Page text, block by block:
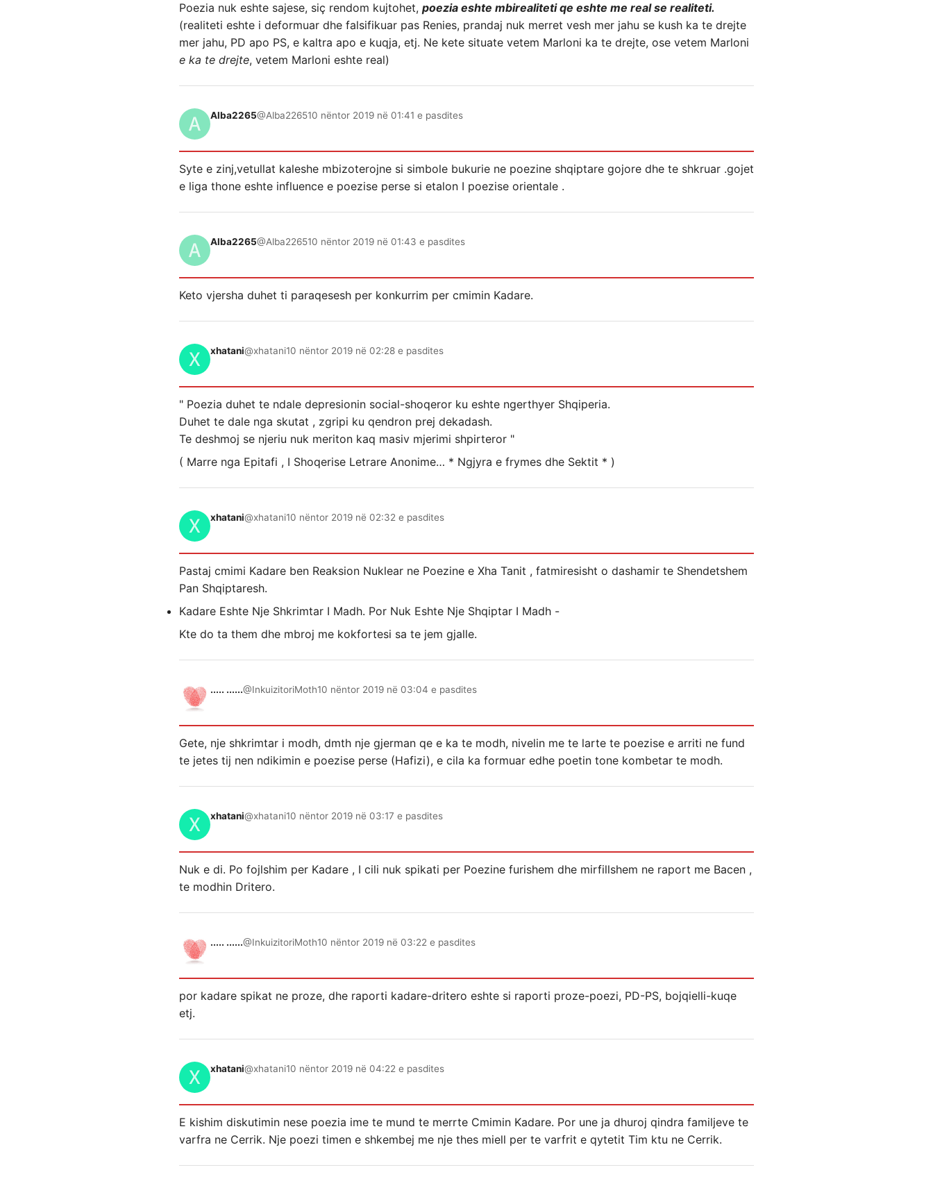
Poezia nuk eshte sajese, siç rendom kujtohet, poezia eshte mbirealiteti qe eshte me real se realiteti.
(realiteti eshte i deformuar dhe falsifikuar pas Renies, prandaj nuk merret vesh mer jahu se kush ka te drejte
mer jahu, PD apo PS, e kaltra apo e kuqja, etj. Ne kete situate vetem Marloni ka te drejte, ose vetem Marloni
e ka te drejte, vetem Marloni eshte real)
Alba2265@Alba226510 nëntor 2019 në 01:41 e pasdites
Syte e zinj,vetullat kaleshe mbizoterojne si simbole bukurie ne poezine shqiptare gojore dhe te shkruar .gojet
e liga thone eshte influence e poezise perse si etalon I poezise orientale .
Alba2265@Alba226510 nëntor 2019 në 01:43 e pasdites
Keto vjersha duhet ti paraqesesh per konkurrim per cmimin Kadare.
xhatani@xhatani10 nëntor 2019 në 02:28 e pasdites
" Poezia duhet te ndale depresionin social-shoqeror ku eshte ngerthyer Shqiperia.
Duhet te dale nga skutat , zgripi ku qendron prej dekadash.
Te deshmoj se njeriu nuk meriton kaq masiv mjerimi shpirteror "
( Marre nga Epitafi , I Shoqerise Letrare Anonime… * Ngjyra e frymes dhe Sektit * )
xhatani@xhatani10 nëntor 2019 në 02:32 e pasdites
Pastaj cmimi Kadare ben Reaksion Nuklear ne Poezine e Xha Tanit , fatmiresisht o dashamir te Shendetshem
Pan Shqiptaresh.
Kadare Eshte Nje Shkrimtar I Madh. Por Nuk Eshte Nje Shqiptar I Madh -
Kte do ta them dhe mbroj me kokfortesi sa te jem gjalle.
..... ......@InkuizitoriMoth10 nëntor 2019 në 03:04 e pasdites
Gete, nje shkrimtar i modh, dmth nje gjerman qe e ka te modh, nivelin me te larte te poezise e arriti ne fund
te jetes tij nen ndikimin e poezise perse (Hafizi), e cila ka formuar edhe poetin tone kombetar te modh.
xhatani@xhatani10 nëntor 2019 në 03:17 e pasdites
Nuk e di. Po fojlshim per Kadare , I cili nuk spikati per Poezine furishem dhe mirfillshem ne raport me Bacen ,
te modhin Dritero.
..... ......@InkuizitoriMoth10 nëntor 2019 në 03:22 e pasdites
por kadare spikat ne proze, dhe raporti kadare-dritero eshte si raporti proze-poezi, PD-PS, bojqielli-kuqe
etj.
xhatani@xhatani10 nëntor 2019 në 04:22 e pasdites
E kishim diskutimin nese poezia ime te mund te merrte Cmimin Kadare. Por une ja dhuroj qindra familjeve te
varfra ne Cerrik. Nje poezi timen e shkembej me nje thes miell per te varfrit e qytetit Tim ktu ne Cerrik.